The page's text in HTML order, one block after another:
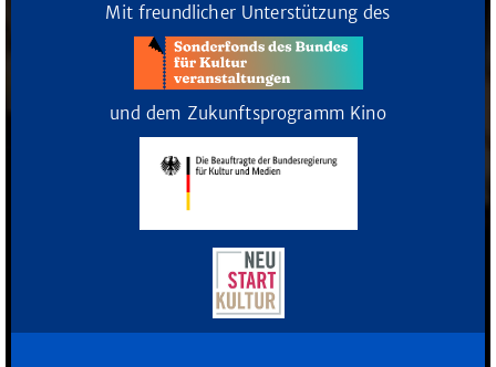
Mit freundlicher Unterstützung des
und dem Zukunftsprogramm Kino